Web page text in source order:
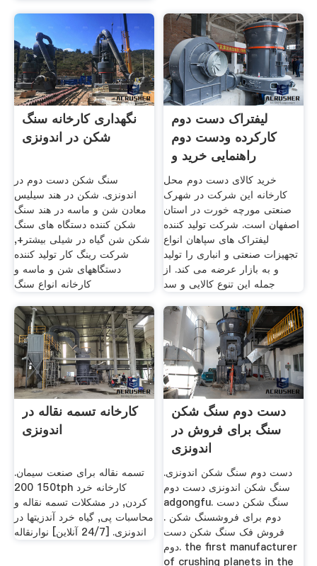
نگهداری کارخانه سنگ
شکن در اندونزی
سنگ شکن دست دوم در
اندونزی. شکن در هند سیلیس
معادن شن و ماسه در هند سنگ
شکن کننده دستگاه های سنگ
شکن شن گیاه در شیلی بیشتر+,
شرکت رینگ کار تولید کننده
دستگاههای شن و ماسه و
کارخانه انواع سنگ
لیفتراک دست دوم
کارکرده ودست دوم
راهنمایی خرید و
خرید کالای دست دوم محل
کارخانه این شرکت در شهرک
صنعتی مورچه خورت در استان
اصفهان است. شرکت تولید کننده
لیفتراک های سپاهان انواع
تجهیزات صنعتی و انباری را تولید
و به بازار عرضه می کند. از
جمله این تنوع کالایی و سد
کارخانه تسمه نقاله در
اندونزی
تسمه نقاله برای صنعت سیمان.
150 200tph کارخانه خرد
کردن, در مشکلات تسمه نقاله و
محاسبات پی, گیاه خرد آندزيتها در
اندونزی. [24/7 آنلاین] نوارنقاله
دست دوم سنگ شکن
سنگ برای فروش در
اندونزی
دست دوم سنگ شکن اندونزی.
سنگ شکن اندونزی دست دوم
adgongfu. سنگ شکن دست
دوم برای فروشسنگ شکن .
فروش فک سنگ شکن دست
دوم. the first manufacturer
of crushing planets in the